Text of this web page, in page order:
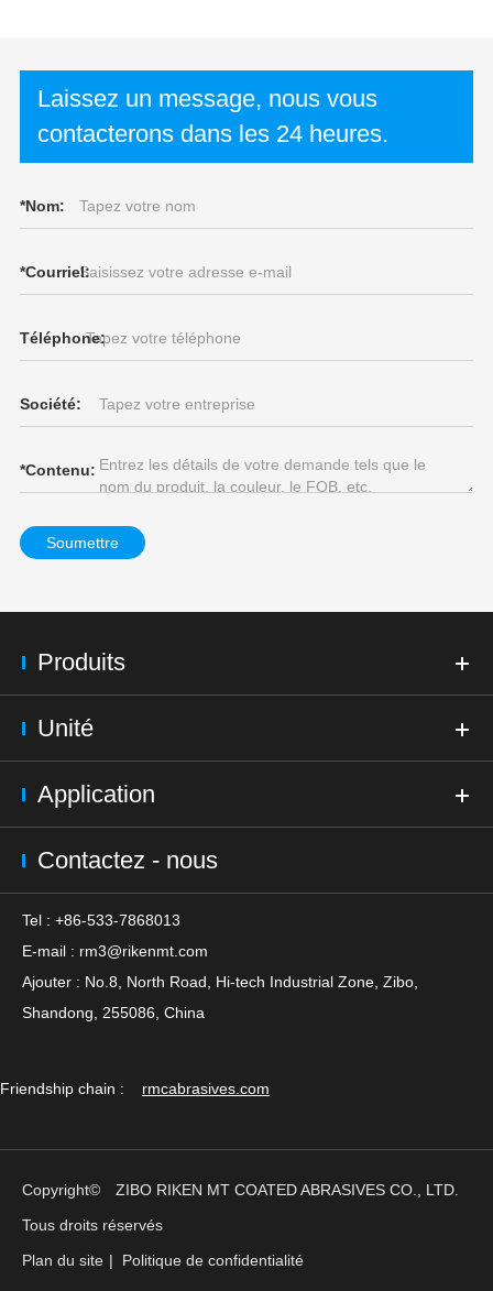
Laissez un message, nous vous
contacterons dans les 24 heures.
*Nom:
*Courriel:
Téléphone:
Société:
*Contenu:
Soumettre
Produits
Unité
Application
Contactez - nous
Tel : +86-533-7868013
E-mail : rm3@rikenmt.com
Ajouter : No.8, North Road, Hi-tech Industrial Zone, Zibo,
Shandong, 255086, China
Friendship chain : rmcabrasives.com
Copyright©
ZIBO RIKEN MT COATED ABRASIVES CO., LTD.
Tous droits réservés
Plan du site | Politique de confidentialité